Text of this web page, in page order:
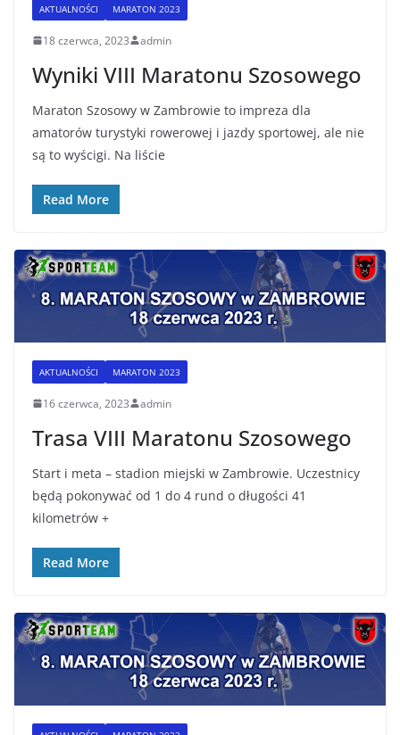
AKTUALNOŚCI MARATON 2023
18 czerwca, 2023 admin
Wyniki VIII Maratonu Szosowego
Maraton Szosowy w Zambrowie to impreza dla
amatorów turystyki rowerowej i jazdy sportowej, ale nie
są to wyścigi. Na liście
Read More
AKTUALNOŚCI MARATON 2023
16 czerwca, 2023 admin
Trasa VIII Maratonu Szosowego
Start i meta – stadion miejski w Zambrowie. Uczestnicy
będą pokonywać od 1 do 4 rund o długości 41
kilometrów +
Read More